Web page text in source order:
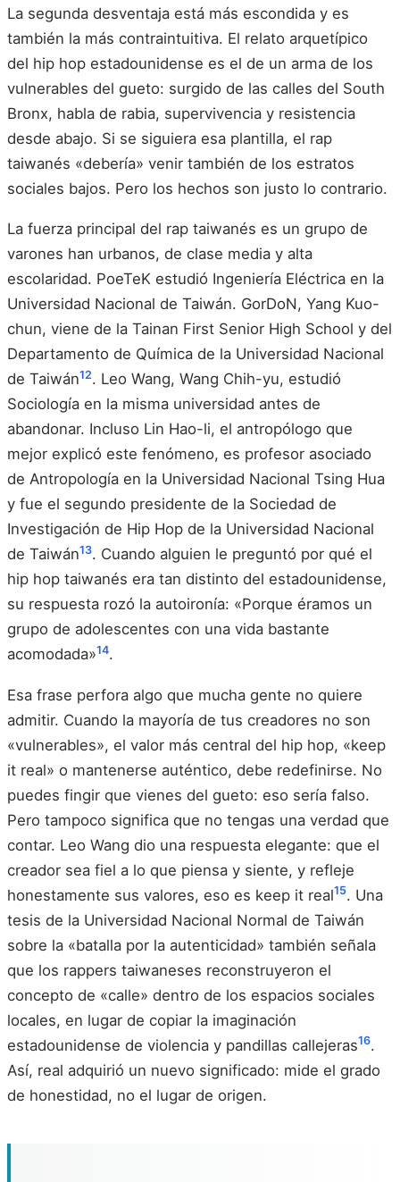
La segunda desventaja está más escondida y es
también la más contraintuitiva. El relato arquetípico
del hip hop estadounidense es el de un arma de los
vulnerables del gueto: surgido de las calles del South
Bronx, habla de rabia, supervivencia y resistencia
desde abajo. Si se siguiera esa plantilla, el rap
taiwanés «debería» venir también de los estratos
sociales bajos. Pero los hechos son justo lo contrario.
La fuerza principal del rap taiwanés es un grupo de
varones han urbanos, de clase media y alta
escolaridad. PoeTeK estudió Ingeniería Eléctrica en la
Universidad Nacional de Taiwán. GorDoN, Yang Kuo-
chun, viene de la Tainan First Senior High School y del
Departamento de Química de la Universidad Nacional
de Taiwán12. Leo Wang, Wang Chih-yu, estudió
Sociología en la misma universidad antes de
abandonar. Incluso Lin Hao-li, el antropólogo que
mejor explicó este fenómeno, es profesor asociado
de Antropología en la Universidad Nacional Tsing Hua
y fue el segundo presidente de la Sociedad de
Investigación de Hip Hop de la Universidad Nacional
de Taiwán13. Cuando alguien le preguntó por qué el
hip hop taiwanés era tan distinto del estadounidense,
su respuesta rozó la autoironía: «Porque éramos un
grupo de adolescentes con una vida bastante
acomodada»14.
Esa frase perfora algo que mucha gente no quiere
admitir. Cuando la mayoría de tus creadores no son
«vulnerables», el valor más central del hip hop, «keep
it real» o mantenerse auténtico, debe redefinirse. No
puedes fingir que vienes del gueto: eso sería falso.
Pero tampoco significa que no tengas una verdad que
contar. Leo Wang dio una respuesta elegante: que el
creador sea fiel a lo que piensa y siente, y refleje
honestamente sus valores, eso es keep it real15. Una
tesis de la Universidad Nacional Normal de Taiwán
sobre la «batalla por la autenticidad» también señala
que los rappers taiwaneses reconstruyeron el
concepto de «calle» dentro de los espacios sociales
locales, en lugar de copiar la imaginación
estadounidense de violencia y pandillas callejeras16.
Así, real adquirió un nuevo significado: mide el grado
de honestidad, no el lugar de origen.